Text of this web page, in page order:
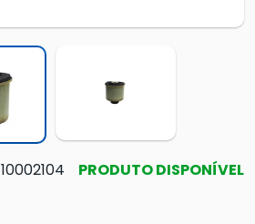
10002104 PRODUTO DISPONÍVEL